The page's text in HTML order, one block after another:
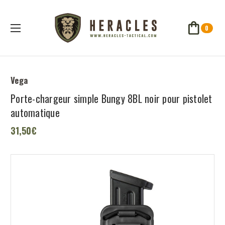
0
Vega
Porte-chargeur simple Bungy 8BL noir pour pistolet
automatique
31,50€